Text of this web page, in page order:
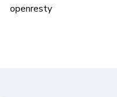
openresty